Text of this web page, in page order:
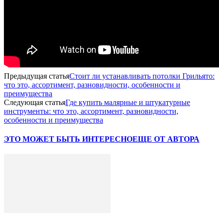
Предыдущая статьяСтоит ли устанавливать потолки Грильято:
что это, ассортимент, разновидности, особенности и
преимущества
Следующая статьяГде купить малярные и штукатурные
инструменты: что это, ассортимент, разновидности,
особенности и преимущества
ЭТО МОЖЕТ БЫТЬ ИНТЕРЕСНОЕЩЕ ОТ АВТОРА